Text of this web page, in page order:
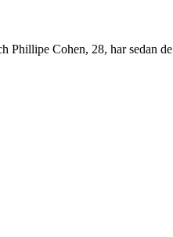
Cohen, 28, har sedan